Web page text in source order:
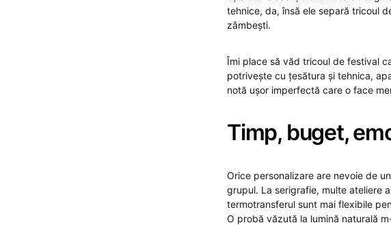
tehnice, da, însă ele separă tricoul
zâmbești.
Îmi place să văd tricoul de festival
potrivește cu țesătura și tehnica,
notă ușor imperfectă care o face
Timp, buget,
Orice personalizare are nevoie de
grupul. La serigrafie, multe ateliere
termotransferul sunt mai flexibile
O probă văzută la lumină naturală